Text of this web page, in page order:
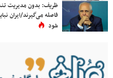
ظریف: بدون مدیریت تنش
فاصله می‌گیرند/ایران
شود